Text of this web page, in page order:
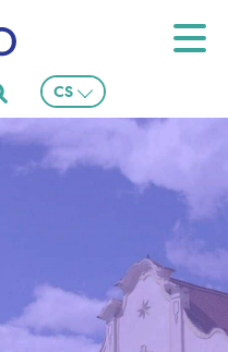
CS